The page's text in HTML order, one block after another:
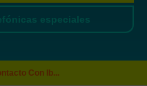
especiales
Con Ib...